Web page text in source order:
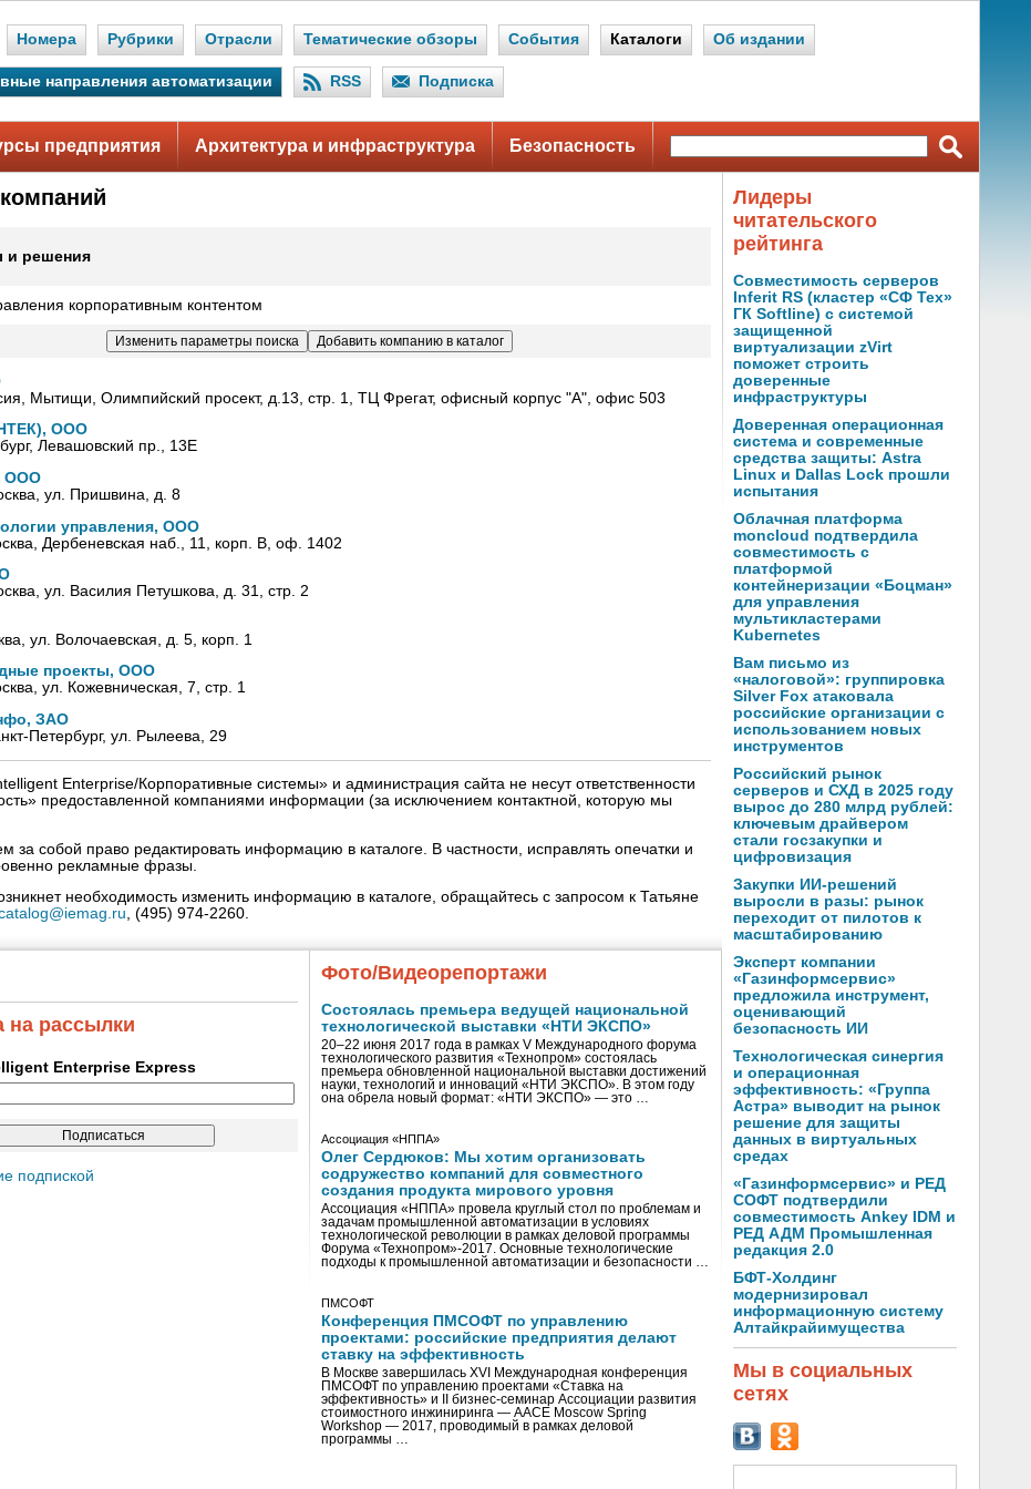
Номера Рубрики Отрасли Тематические обзоры События Каталоги Об издании
направления автоматизации RSS Подписка
предприятия Архитектура и инфраструктура Безопасность
и решения
корпоративным контентом
Мытищи, Олимпийский просект, д.13, стр. 1, ТЦ Фрегат, офисный корпус "А", офис 503
ООО
Левашовский пр., 13Е
ООО
ул. Пришвина, д. 8
управления, ООО
Дербеневская наб., 11, корп. В, оф. 1402
ул. Василия Петушкова, д. 31, стр. 2
ул. Волочаевская, д. 5, корп. 1
проекты, ООО
ул. Кожевническая, 7, стр. 1
ЗАО
Петербург, ул. Рылеева, 29
Enterprise/Корпоративные системы» и администрация сайта не несут ответственности
предоставленной компаниями информации (за исключением контактной, которую мы
за собой право редактировать информацию в каталоге. В частности, исправлять опечатки и
рекламные фразы.
необходимость изменить информацию в каталоге, обращайтесь с запросом к Татьяне
, (495) 974-2260.
на рассылки
Enterprise Express
подпиской
Фото/Видеорепортажи
Состоялась премьера ведущей национальной
технологической выставки «НТИ ЭКСПО»
20–22 июня 2017 года в рамках V Международного форума
технологического развития «Технопром» состоялась
премьера обновленной национальной выставки достижений
науки, технологий и инноваций «НТИ ЭКСПО». В этом году
она обрела новый формат: «НТИ ЭКСПО» — это …
Ассоциация «НППА»
Олег Сердюков: Мы хотим организовать
содружество компаний для совместного
создания продукта мирового уровня
Ассоциация «НППА» провела круглый стол по проблемам и
задачам промышленной автоматизации в условиях
технологической революции в рамках деловой программы
Форума «Технопром»-2017. Основные технологические
подходы к промышленной автоматизации и безопасности …
ПМСОФТ
Конференция ПМСОФТ по управлению
проектами: российские предприятия делают
ставку на эффективность
В Москве завершилась XVI Международная конференция
ПМСОФТ по управлению проектами «Ставка на
эффективность» и II бизнес-семинар Ассоциации развития
стоимостного инжиниринга — AACE Moscow Spring
Workshop — 2017, проводимый в рамках деловой
программы …
Лидеры
читательского
рейтинга
Совместимость серверов
Inferit RS (кластер «СФ Тех»
ГК Softline) с системой
защищенной
виртуализации zVirt
поможет строить
доверенные
инфраструктуры
Доверенная операционная
система и современные
средства защиты: Astra
Linux и Dallas Lock прошли
испытания
Облачная платформа
moncloud подтвердила
совместимость с
платформой
контейнеризации «Боцман»
для управления
мультикластерами
Kubernetes
Вам письмо из
«налоговой»: группировка
Silver Fox атаковала
российские организации с
использованием новых
инструментов
Российский рынок
серверов и СХД в 2025 году
вырос до 280 млрд рублей:
ключевым драйвером
стали госзакупки и
цифровизация
Закупки ИИ-решений
выросли в разы: рынок
переходит от пилотов к
масштабированию
Эксперт компании
«Газинформсервис»
предложила инструмент,
оценивающий
безопасность ИИ
Технологическая синергия
и операционная
эффективность: «Группа
Астра» выводит на рынок
решение для защиты
данных в виртуальных
средах
«Газинформсервис» и РЕД
СОФТ подтвердили
совместимость Ankey IDM и
РЕД АДМ Промышленная
редакция 2.0
БФТ-Холдинг
модернизировал
информационную систему
Алтайкрайимущества
Мы в социальных
сетях